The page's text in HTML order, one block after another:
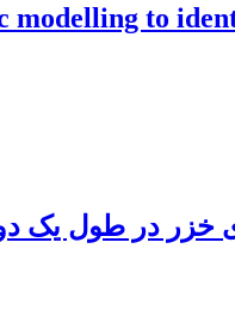
modelling to